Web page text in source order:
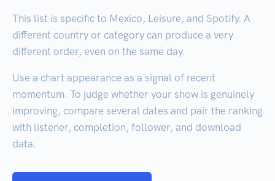
This list is specific to Mexico, Leisure, and Spotify. A
different country or category can produce a very
different order, even on the same day.
Use a chart appearance as a signal of recent
momentum. To judge whether your show is genuinely
improving, compare several dates and pair the ranking
with listener, completion, follower, and download
data.